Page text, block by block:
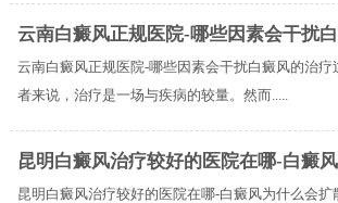
云南白癜风正规医院-哪些因素会干扰
云南白癜风正规医院-哪些因素会干扰白癜风的治疗
者来说，治疗是一场与疾病的较量。然而.....
昆明白癜风治疗较好的医院在哪-白癜
昆明白癜风治疗较好的医院在哪-白癜风为什么会